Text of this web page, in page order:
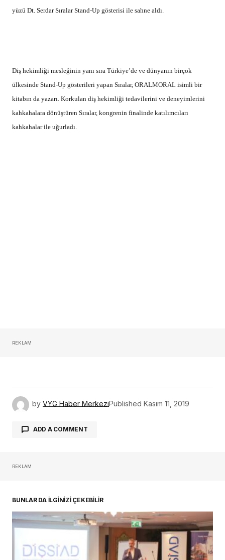
yüzü Dt. Serdar Sıralar Stand-Up gösterisi ile sahne aldı.
Diş hekimliği mesleğinin yanı sıra Türkiye’de ve dünyanın birçok
ülkesinde Stand-Up gösterileri yapan Sıralar, ORALMORAL isimli bir
kitabın da yazarı. Korkulan diş hekimliği tedavilerini ve deneyimlerini
kahkahalara dönüştüren Sıralar, kongrenin finalinde katılımcıları
kahkahalar ile uğurladı.
REKLAM
by VYG Haber MerkeziPublished Kasım 11, 2019
ADD A COMMENT
REKLAM
BUNLAR DA İLGİNİZİ ÇEKEBİLİR